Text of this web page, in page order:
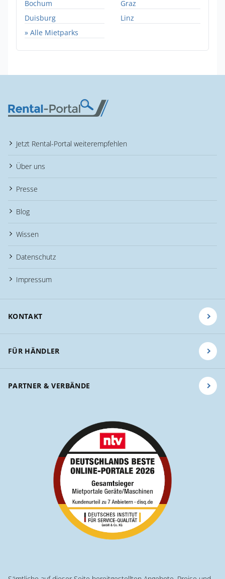
Bochum
Duisburg
Graz
Linz
» Alle Mietparks
Jetzt Rental-Portal weiterempfehlen
Über uns
Presse
Blog
Wissen
Datenschutz
Impressum
KONTAKT
FÜR HÄNDLER
PARTNER & VERBÄNDE